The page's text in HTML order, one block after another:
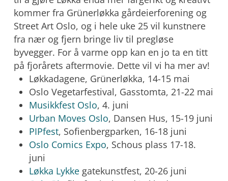
kommer fra Grünerløkka gårdeierforening og
Street Art Oslo, og i hele uke 25 vil kunstnere
fra nær og fjern bringe liv til pregløse
byvegger. For å varme opp kan en jo ta en titt
på fjorårets aftermovie. Dette vil vi ha mer av!
Løkkadagene, Grünerløkka, 14-15 mai
Oslo Vegetarfestival, Gasstomta, 21-22 mai
Musikkfest Oslo, 4. juni
Urban Moves Oslo, Dansen Hus, 15-19 juni
PIPfest, Sofienbergparken, 16-18 juni
Oslo Comics Expo, Schous plass 17-18.
juni
Løkka Lykkegatekunstfest, 20-26 juni